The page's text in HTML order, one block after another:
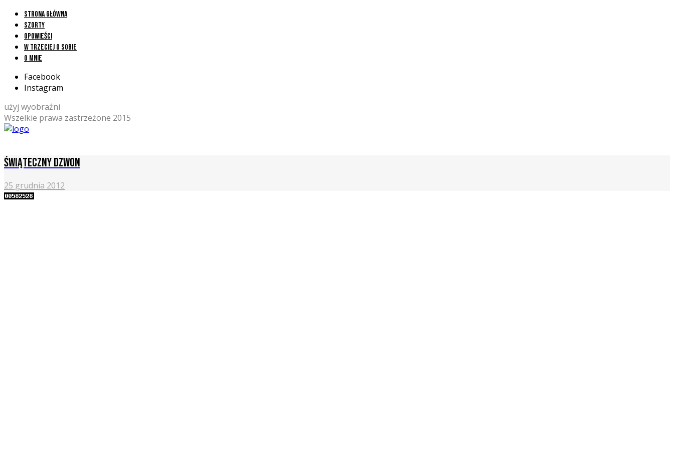
Strona główna
Szorty
Opowieści
W trzeciej o sobie
O mnie
Facebook
Instagram
użyj wyobraźni
Wszelkie prawa zastrzeżone 2015
Świąteczny dzwon
25 grudnia 2012